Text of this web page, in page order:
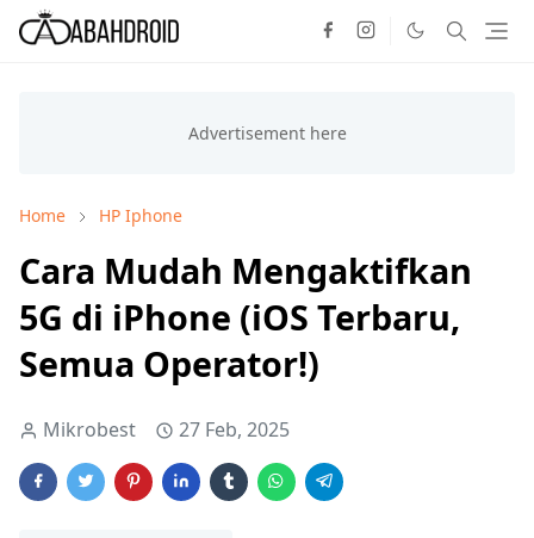
Home HP Iphone
Cara Mudah Mengaktifkan
5G di iPhone (iOS Terbaru,
Semua Operator!)
Mikrobest 27 Feb, 2025